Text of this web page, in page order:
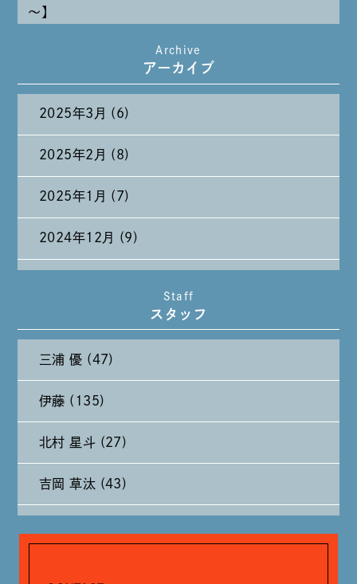
～】
たまには純喫茶なんて～～～
Archive
アーカイブ
2025年3月 (6)
2025年2月 (8)
2025年1月 (7)
2024年12月 (9)
2024年9月 (11)
2024年8月 (11)
2024年7月 (11)
2024年6月 (12)
Staff
スタッフ
三浦 優 (47)
伊藤 (135)
北村 星斗 (27)
吉岡 草汰 (43)